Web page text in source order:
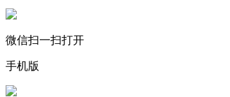
微信扫一扫打开
手机版